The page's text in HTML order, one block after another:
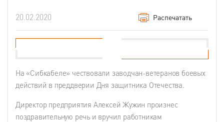
20.02.2020 Распечатать
На «Сибкабеле» чествовали заводчан-ветеранов боевых
действий в преддверии Дня защитника Отечества.
Директор предприятия Алексей Жужин произнес
поздравительную речь и вручил работникам